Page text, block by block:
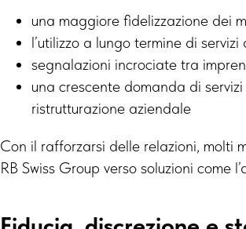
una maggiore fidelizzazione dei
l’utilizzo a lungo termine di
segnalazioni incrociate tra
una crescente domanda di
ristrutturazione aziendale
Con il rafforzarsi delle relazioni, molti
RB Swiss Group verso soluzioni come